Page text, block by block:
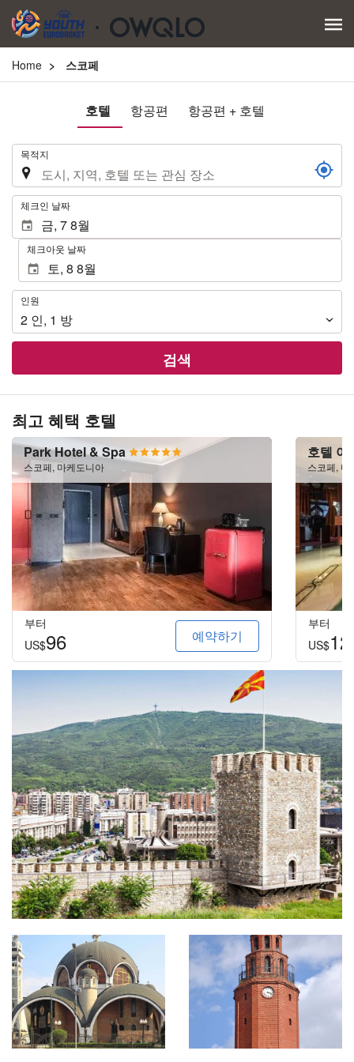
Home 스코페
호텔 항공편 항공편 + 호텔
. 목적지
. 체크인 날짜
체크아웃 날짜
인
원
인원
2 인, 1 방
검색
최고 혜택 호텔
Park Hotel & Spa
스코페, 마케도니아
부터
US$96 예약하기
호텔
스코페, 마
부터
US$